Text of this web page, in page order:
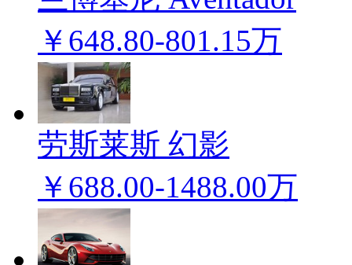
￥648.80-801.15万
劳斯莱斯 幻影
￥688.00-1488.00万